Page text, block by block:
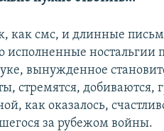
как смс, и длинные
исполненные ностальгии
вынужденное
стремятся, добиваются,
как оказалось,
за рубежом войны.